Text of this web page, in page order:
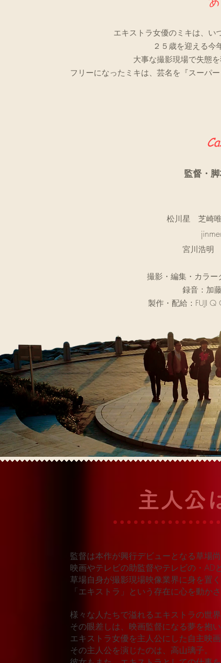
エキストラ女優のミキは、い
２５歳を迎える今
大事な撮影現場で失態
フリーになったミキは、芸名を『スーパ
監督・
松川星 芝崎
宮川浩明
撮影・編集・カラ
録音：加
製作・配給：FUJI
主人公
監督は本作が興行デビューとなる草場
映画やテレビの助監督やテレビの・
草場自身が撮影現場映像業界に身を置
「エキストラ」という存在に心を動
様々な人たちで溢れるエキストラの世
その眼差しは、映画監督になる夢を抱
エキストラ女優を主人公にした自主映
その主人公を演じたのは、高山璃子。